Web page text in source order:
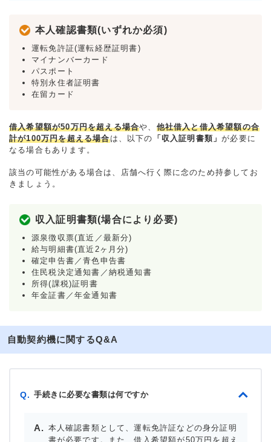
本人確認書類(いずれか必須)
運転免許証(運転経歴証明書)
マイナンバーカード
パスポート
特別永住者証明書
在留カード
借入希望額が50万円を超える場合や、 他社借入と借入希望額の合
計が100万円を超える場合は、以下の 「収入証明書類」が必要に
なる場合もあります。
該当の可能性がある場合は、店舗へ行く際に念のため持参してお
きましょう。
収入証明書類(場合により必要)
源泉徴収票(直近／最新分)
給与明細書(直近2ヶ月分)
確定申告書／青色申告書
住民税決定通知書／納税通知書
所得(課税)証明書
年金証書／年金通知書
自動契約機に関するQ&A
Q. 手続きに必要な書類は何ですか
本人確認書類として、運転免許証などの身分証明
書が必要です。また、借入希望額が50万円を超え